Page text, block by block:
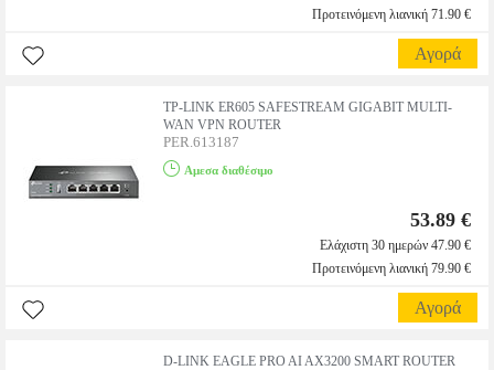
Προτεινόμενη λιανική 71.90 €
Αγορά
TP-LINK ER605 SAFESTREAM GIGABIT MULTI-
WAN VPN ROUTER
PER.613187
Αμεσα διαθέσιμο
53.89 €
Ελάχιστη 30 ημερών 47.90 €
Προτεινόμενη λιανική 79.90 €
Αγορά
D-LINK EAGLE PRO AI AX3200 SMART ROUTER